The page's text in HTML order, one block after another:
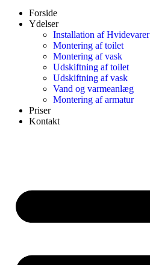
Forside
Ydelser
Installation af Hvidevarer​
Montering af toilet
Montering af vask
Udskiftning af toilet
Udskiftning af vask
Vand og varmeanlæg
Montering af armatur
Priser
Kontakt